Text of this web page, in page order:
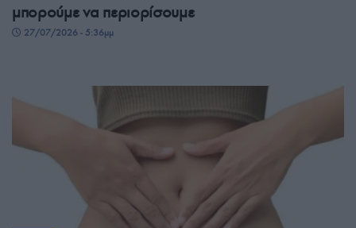
μπορούμε να περιορίσουμε
27/07/2026 - 5:36μμ